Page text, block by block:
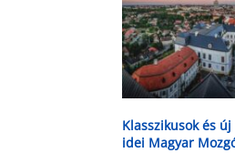
Klasszikusok és
idei Magyar